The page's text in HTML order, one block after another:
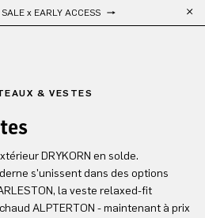
x EARLY ACCESS
& VESTES
DRYKORN en solde.
s'unissent dans des options
la veste relaxed-fit
ALPTERTON - maintenant à prix